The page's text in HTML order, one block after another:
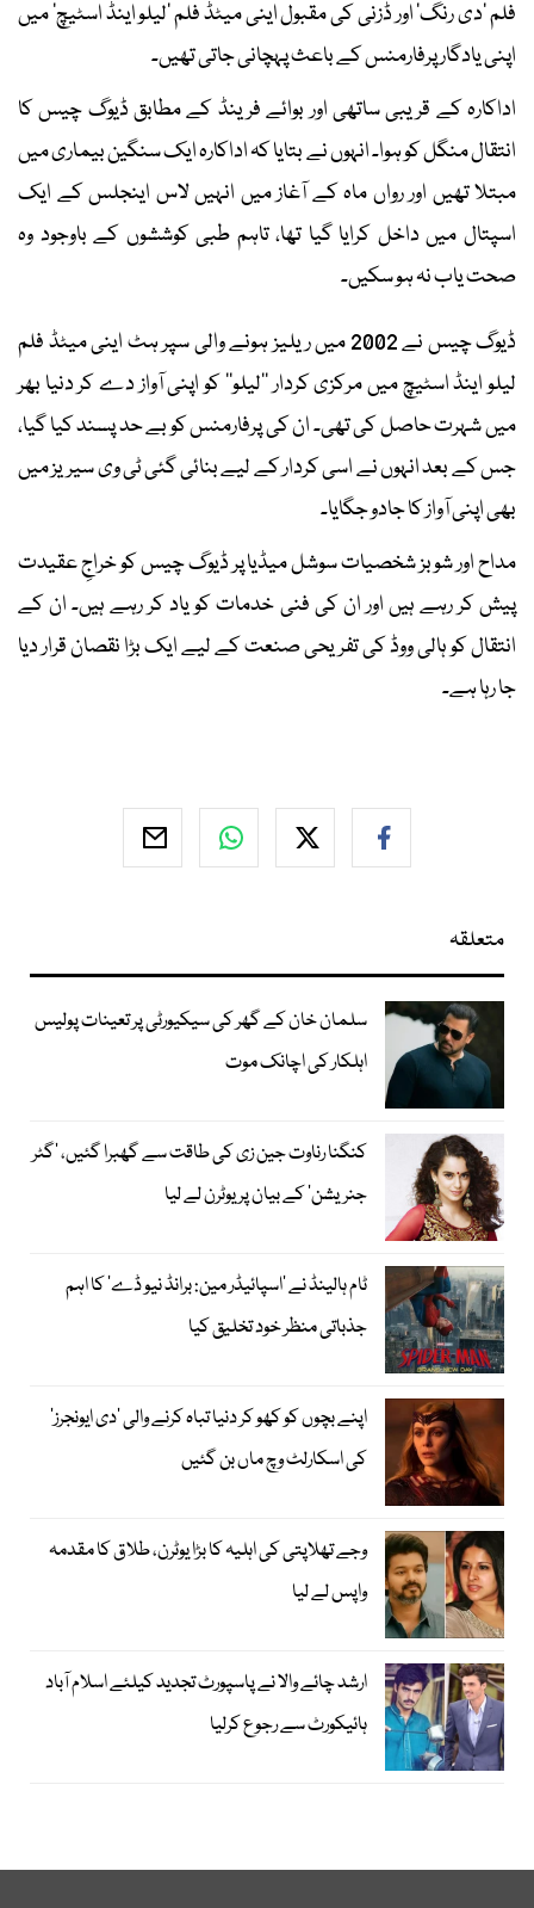
فلم ’دی رنگ‘ اور ڈزنی کی مقبول اینی میٹڈ فلم ’لیلو اینڈ اسٹیچ‘ میں
اپنی یادگار پرفارمنس کے باعث پہچانی جاتی تھیں۔
اداکارہ کے قریبی ساتھی اور بوائے فرینڈ کے مطابق ڈیوگ چیس کا
انتقال منگل کو ہوا۔ انہوں نے بتایا کہ اداکارہ ایک سنگین بیماری میں
مبتلا تھیں اور رواں ماہ کے آغاز میں انہیں لاس اینجلس کے ایک
اسپتال میں داخل کرایا گیا تھا، تاہم طبی کوششوں کے باوجود وہ
صحت یاب نہ ہو سکیں۔
ڈیوگ چیس نے 2002 میں ریلیز ہونے والی سپر ہٹ اینی میٹڈ فلم
لیلو اینڈ اسٹیچ میں مرکزی کردار ’’لیلو‘‘ کو اپنی آواز دے کر دنیا بھر
میں شہرت حاصل کی تھی۔ ان کی پرفارمنس کو بے حد پسند کیا گیا،
جس کے بعد انہوں نے اسی کردار کے لیے بنائی گئی ٹی وی سیریز میں
بھی اپنی آواز کا جادو جگایا۔
مداح اور شوبز شخصیات سوشل میڈیا پر ڈیوگ چیس کو خراجِ عقیدت
پیش کر رہے ہیں اور ان کی فنی خدمات کو یاد کر رہے ہیں۔ ان کے
انتقال کو ہالی ووڈ کی تفریحی صنعت کے لیے ایک بڑا نقصان قرار دیا
جا رہا ہے۔
متعلقہ
سلمان خان کے گھر کی سیکیورٹی پر تعینات پولیس
اہلکار کی اچانک موت
کنگنا رناوت جین زی کی طاقت سے گھبرا گئیں، ’گٹر
جنریشن‘ کے بیان پر یوٹرن لے لیا
ٹام ہالینڈ نے ’اسپائیڈر مین: برانڈ نیو ڈے‘ کا اہم
جذباتی منظر خود تخلیق کیا
اپنے بچوں کو کھو کر دنیا تباہ کرنے والی ’دی ایونجرز‘
کی اسکارلٹ وچ ماں بن گئیں
وجے تھلاپتی کی اہلیہ کا بڑا یوٹرن، طلاق کا مقدمہ
واپس لے لیا
ارشد چائے والا نے پاسپورٹ تجدید کیلئے اسلام آباد
ہائیکورٹ سے رجوع کرلیا